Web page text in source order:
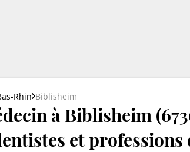
Rhin Biblisheim
à Biblisheim
et professions